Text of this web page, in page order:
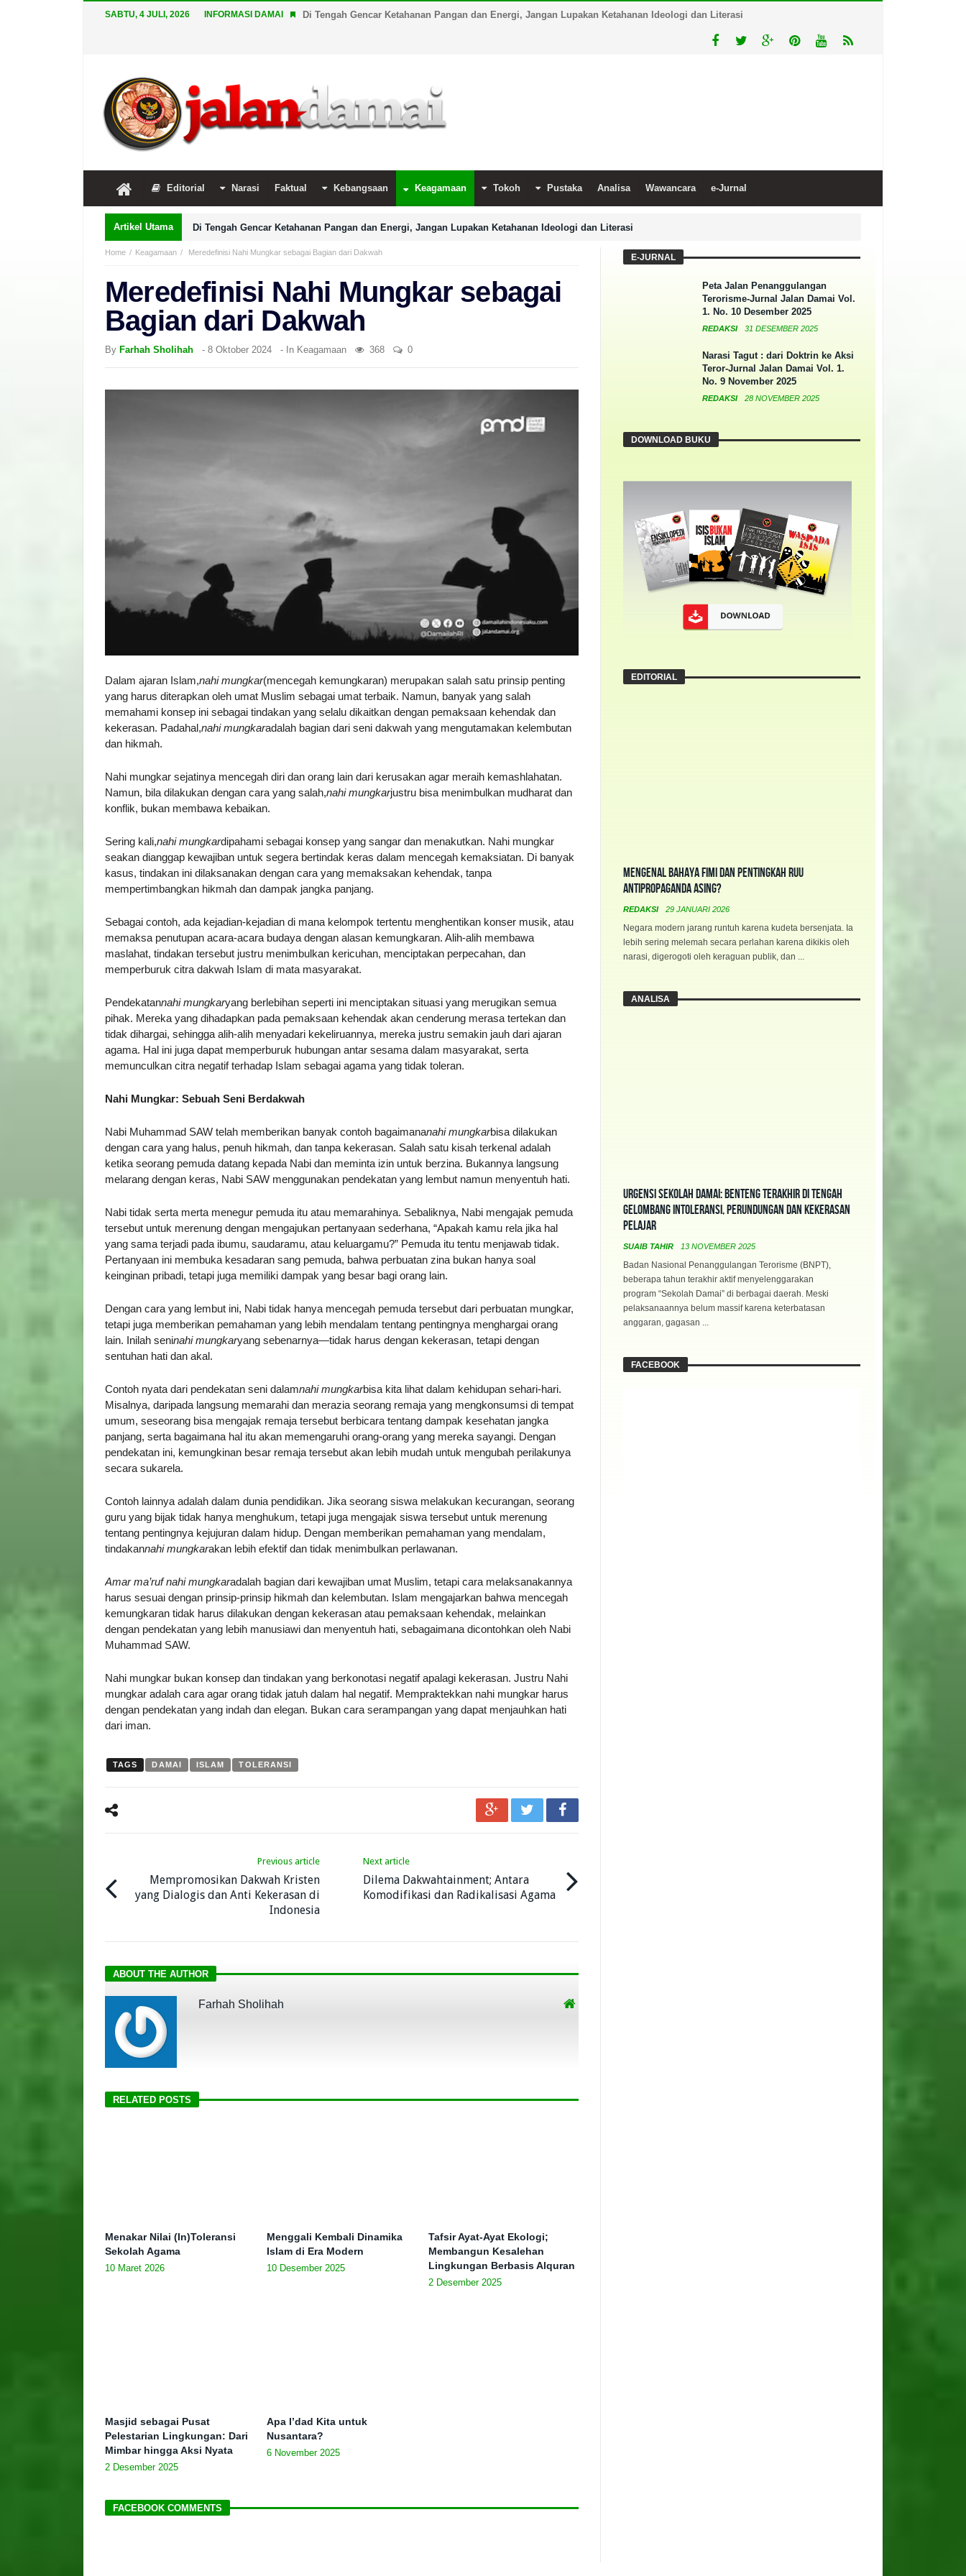
SABTU, 4 JULI, 2026 INFORMASI DAMAI Di Tengah Gencar Ketahanan Pangan dan Energi, Jangan Lupakan Ketahanan Ideologi dan Literasi
Editorial Narasi Faktual Kebangsaan Keagamaan Tokoh Pustaka Analisa Wawancara e-Jurnal
Artikel Utama Di Tengah Gencar Ketahanan Pangan dan Energi, Jangan Lupakan Ketahanan Ideologi dan Literasi
Home Keagamaan Meredefinisi Nahi Mungkar sebagai Bagian dari Dakwah
Meredefinisi Nahi Mungkar sebagai
Bagian dari Dakwah
By Farhah Sholihah - 8 Oktober 2024 - In Keagamaan 368 0
Dalam ajaran Islam,nahi mungkar(mencegah kemungkaran) merupakan salah satu prinsip penting
yang harus diterapkan oleh umat Muslim sebagai umat terbaik. Namun, banyak yang salah
memahami konsep ini sebagai tindakan yang selalu dikaitkan dengan pemaksaan kehendak dan
kekerasan. Padahal,nahi mungkaradalah bagian dari seni dakwah yang mengutamakan kelembutan
dan hikmah.
Nahi mungkar sejatinya mencegah diri dan orang lain dari kerusakan agar meraih kemashlahatan.
Namun, bila dilakukan dengan cara yang salah,nahi mungkarjustru bisa menimbulkan mudharat dan
konflik, bukan membawa kebaikan.
Sering kali,nahi mungkardipahami sebagai konsep yang sangar dan menakutkan. Nahi mungkar
seakan dianggap kewajiban untuk segera bertindak keras dalam mencegah kemaksiatan. Di banyak
kasus, tindakan ini dilaksanakan dengan cara yang memaksakan kehendak, tanpa
mempertimbangkan hikmah dan dampak jangka panjang.
Sebagai contoh, ada kejadian-kejadian di mana kelompok tertentu menghentikan konser musik, atau
memaksa penutupan acara-acara budaya dengan alasan kemungkaran. Alih-alih membawa
maslahat, tindakan tersebut justru menimbulkan kericuhan, menciptakan perpecahan, dan
memperburuk citra dakwah Islam di mata masyarakat.
Pendekatannahi mungkaryang berlebihan seperti ini menciptakan situasi yang merugikan semua
pihak. Mereka yang dihadapkan pada pemaksaan kehendak akan cenderung merasa tertekan dan
tidak dihargai, sehingga alih-alih menyadari kekeliruannya, mereka justru semakin jauh dari ajaran
agama. Hal ini juga dapat memperburuk hubungan antar sesama dalam masyarakat, serta
memunculkan citra negatif terhadap Islam sebagai agama yang tidak toleran.
Nahi Mungkar: Sebuah Seni Berdakwah
Nabi Muhammad SAW telah memberikan banyak contoh bagaimananahi mungkarbisa dilakukan
dengan cara yang halus, penuh hikmah, dan tanpa kekerasan. Salah satu kisah terkenal adalah
ketika seorang pemuda datang kepada Nabi dan meminta izin untuk berzina. Bukannya langsung
melarang dengan keras, Nabi SAW menggunakan pendekatan yang lembut namun menyentuh hati.
Nabi tidak serta merta menegur pemuda itu atau memarahinya. Sebaliknya, Nabi mengajak pemuda
tersebut untuk merenung dengan mengajukan pertanyaan sederhana, “Apakah kamu rela jika hal
yang sama terjadi pada ibumu, saudaramu, atau keluargamu?” Pemuda itu tentu menjawab tidak.
Pertanyaan ini membuka kesadaran sang pemuda, bahwa perbuatan zina bukan hanya soal
keinginan pribadi, tetapi juga memiliki dampak yang besar bagi orang lain.
Dengan cara yang lembut ini, Nabi tidak hanya mencegah pemuda tersebut dari perbuatan mungkar,
tetapi juga memberikan pemahaman yang lebih mendalam tentang pentingnya menghargai orang
lain. Inilah seninahi mungkaryang sebenarnya—tidak harus dengan kekerasan, tetapi dengan
sentuhan hati dan akal.
Contoh nyata dari pendekatan seni dalamnahi mungkarbisa kita lihat dalam kehidupan sehari-hari.
Misalnya, daripada langsung memarahi dan merazia seorang remaja yang mengkonsumsi di tempat
umum, seseorang bisa mengajak remaja tersebut berbicara tentang dampak kesehatan jangka
panjang, serta bagaimana hal itu akan memengaruhi orang-orang yang mereka sayangi. Dengan
pendekatan ini, kemungkinan besar remaja tersebut akan lebih mudah untuk mengubah perilakunya
secara sukarela.
Contoh lainnya adalah dalam dunia pendidikan. Jika seorang siswa melakukan kecurangan, seorang
guru yang bijak tidak hanya menghukum, tetapi juga mengajak siswa tersebut untuk merenung
tentang pentingnya kejujuran dalam hidup. Dengan memberikan pemahaman yang mendalam,
tindakannahi mungkarakan lebih efektif dan tidak menimbulkan perlawanan.
Amar ma’ruf nahi mungkaradalah bagian dari kewajiban umat Muslim, tetapi cara melaksanakannya
harus sesuai dengan prinsip-prinsip hikmah dan kelembutan. Islam mengajarkan bahwa mencegah
kemungkaran tidak harus dilakukan dengan kekerasan atau pemaksaan kehendak, melainkan
dengan pendekatan yang lebih manusiawi dan menyentuh hati, sebagaimana dicontohkan oleh Nabi
Muhammad SAW.
Nahi mungkar bukan konsep dan tindakan yang berkonotasi negatif apalagi kekerasan. Justru Nahi
mungkar adalah cara agar orang tidak jatuh dalam hal negatif. Mempraktekkan nahi mungkar harus
dengan pendekatan yang indah dan elegan. Bukan cara serampangan yang dapat menjauhkan hati
dari iman.
TAGS DAMAI ISLAM TOLERANSI
Previous article
Mempromosikan Dakwah Kristen
yang Dialogis dan Anti Kekerasan di
Indonesia
Next article
Dilema Dakwahtainment; Antara
Komodifikasi dan Radikalisasi Agama
ABOUT THE AUTHOR
Farhah Sholihah
RELATED POSTS
Menakar Nilai (In)Toleransi
Sekolah Agama
10 Maret 2026
Menggali Kembali Dinamika
Islam di Era Modern
10 Desember 2025
Tafsir Ayat-Ayat Ekologi;
Membangun Kesalehan
Lingkungan Berbasis Alquran
2 Desember 2025
Masjid sebagai Pusat
Pelestarian Lingkungan: Dari
Mimbar hingga Aksi Nyata
2 Desember 2025
Apa I’dad Kita untuk
Nusantara?
6 November 2025
FACEBOOK COMMENTS
E-JURNAL
Peta Jalan Penanggulangan
Terorisme-Jurnal Jalan Damai Vol.
1. No. 10 Desember 2025
REDAKSI 31 DESEMBER 2025
Narasi Tagut : dari Doktrin ke Aksi
Teror-Jurnal Jalan Damai Vol. 1.
No. 9 November 2025
REDAKSI 28 NOVEMBER 2025
DOWNLOAD BUKU
EDITORIAL
Mengenal Bahaya FIMI dan Pentingkah RUU
Antipropaganda Asing?
REDAKSI 29 JANUARI 2026
Negara modern jarang runtuh karena kudeta bersenjata. Ia
lebih sering melemah secara perlahan karena dikikis oleh
narasi, digerogoti oleh keraguan publik, dan ...
ANALISA
Urgensi Sekolah Damai: Benteng Terakhir di Tengah
Gelombang Intoleransi, Perundungan dan Kekerasan
Pelajar
SUAIB TAHIR 13 NOVEMBER 2025
Badan Nasional Penanggulangan Terorisme (BNPT),
beberapa tahun terakhir aktif menyelenggarakan
program “Sekolah Damai” di berbagai daerah. Meski
pelaksanaannya belum massif karena keterbatasan
anggaran, gagasan ...
FACEBOOK